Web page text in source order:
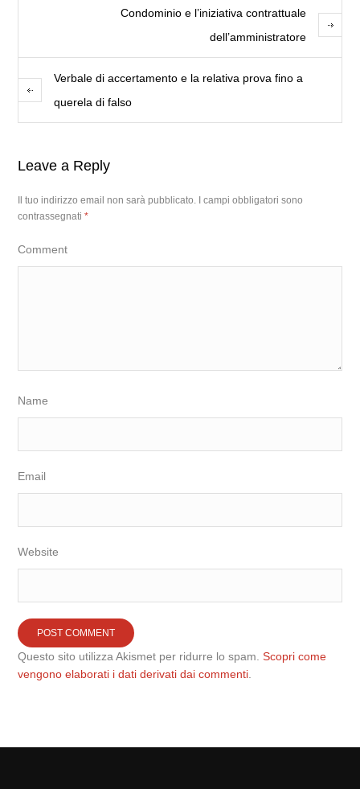
Condominio e l’iniziativa contrattuale
dell’amministratore
Verbale di accertamento e la relativa prova fino a
querela di falso
Leave a Reply
Il tuo indirizzo email non sarà pubblicato.
I campi obbligatori sono
contrassegnati*
Comment
Name
Email
Website
Questo sito utilizza Akismet per ridurre lo spam.Scopri come
vengono elaborati i dati derivati dai commenti